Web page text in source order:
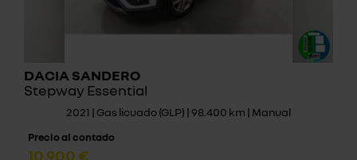
DACIA SANDERO
Stepway Essential
2021 | Gas licuado (GLP) | 98.400 km | Manual
Precio al contado
10.900 €